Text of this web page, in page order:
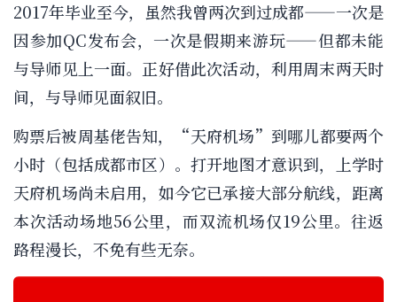
2017年毕业至今，虽然我曾两次到过成都——一次是
因参加QC发布会，一次是假期来游玩——但都未能
与导师见上一面。正好借此次活动，利用周末两天时
间，与导师见面叙旧。
购票后被周基佬告知，“天府机场”到哪儿都要两个
小时（包括成都市区）。打开地图才意识到，上学时
天府机场尚未启用，如今它已承接大部分航线，距离
本次活动场地56公里，而双流机场仅19公里。往返
路程漫长，不免有些无奈。